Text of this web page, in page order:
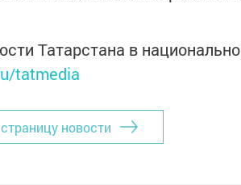
Татарстана в
tatmedia
новости